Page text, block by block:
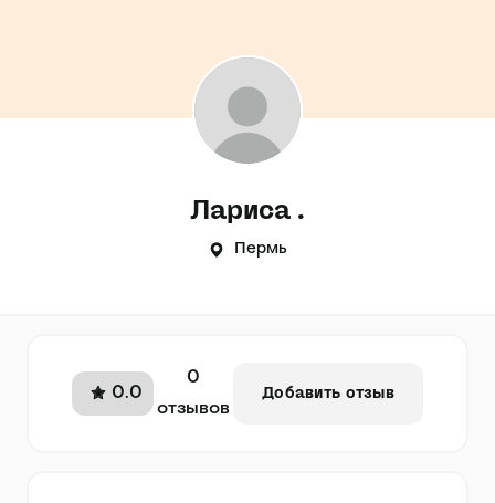
Лариса .
Пермь
0.0
0
отзывов
Добавить отзыв